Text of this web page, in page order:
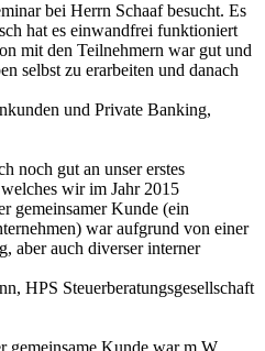
bei Herrn Schaaf besucht. Es
hat es einwandfrei funktioniert
mit den Teilnehmern war gut und
selbst zu erarbeiten und danach
und Private Banking,
noch gut an unser erstes
wir im Jahr 2015
gemeinsamer Kunde (ein
war aufgrund von einer
aber auch diverser interner
HPS Steuerberatungsgesellschaft